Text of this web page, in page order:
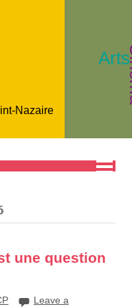
Nazaire
une question
Leave a